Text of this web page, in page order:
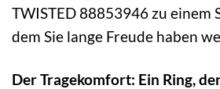
TWISTED 88853946 zu einem
dem Sie lange Freude haben
Der Tragekomfort: Ein Ring,